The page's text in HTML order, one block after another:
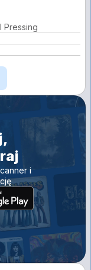
Pressing
i